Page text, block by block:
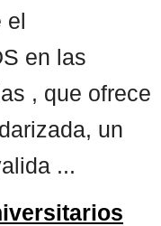
el
en las
, que ofrece
un
...